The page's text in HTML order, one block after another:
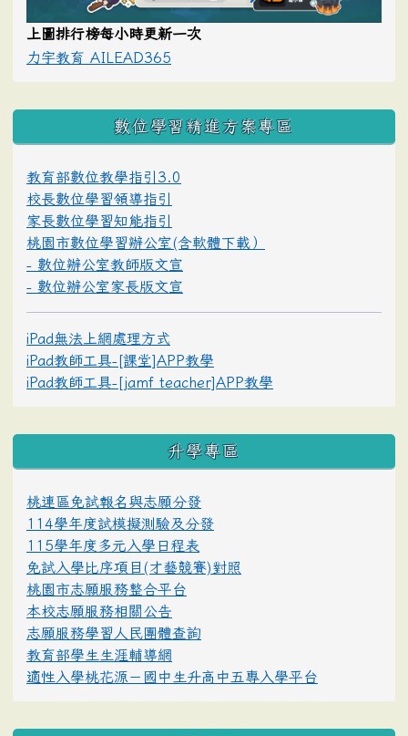
上圖排行榜每小時更新一次
力宇教育 AILEAD365
數位學習精進方案專區
教育部數位教學指引3.0
校長數位學習領導指引
家長數位學習知能指引
桃園市數位學習辦公室(含軟體下載）
- 數位辦公室教師版文宣
- 數位辦公室家長版文宣
iPad無法上網處理方式
iPad教師工具-[課堂]APP教學
iPad教師工具-[jamf teacher]APP教學
升學專區
桃連區免試報名與志願分發
114學年度試模擬測驗及分發
115學年度多元入學日程表
免試入學比序項目(才藝競賽)對照
桃園市志願服務整合平台
本校志願服務相關公告
志願服務學習人民團體查詢
教育部學生生涯輔導網
適性入學桃花源－國中生升高中五專入學平台